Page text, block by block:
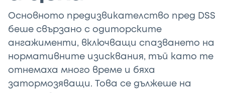
Основното предизвикателство пред DSS
беше свързано с одиторските
ангажименти, включващи спазването на
нормативните изисквания, тъй като те
отнемаха много време и бяха
затормозяващи. Това се дължеше на